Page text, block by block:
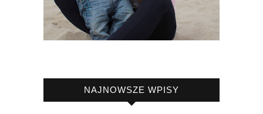
NAJNOWSZE WPISY